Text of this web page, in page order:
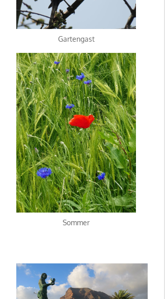
Gartengast
Sommer